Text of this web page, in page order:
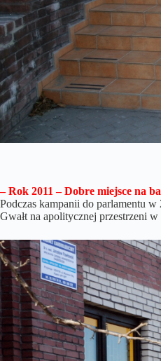
– Rok 2011 – Dobre miejsce na
Podczas kampanii do parlamentu
Gwałt na apolitycznej przestrzeni